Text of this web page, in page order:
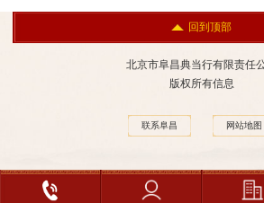
回到顶部
北京市阜昌典当行有限责任
版权所有信息
联系阜昌 网站地图